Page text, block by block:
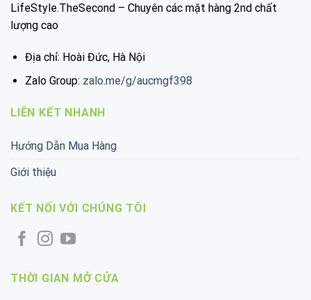
LifeStyle.TheSecond – Chuyên các mặt hàng 2nd chất
lượng cao
Địa chỉ: Hoài Đức, Hà Nội
Zalo Group: zalo.me/g/aucmgf398
LIÊN KẾT NHANH
Hướng Dẫn Mua Hàng
Giới thiệu
KẾT NỐI VỚI CHÚNG TÔI
THỜI GIAN MỞ CỬA